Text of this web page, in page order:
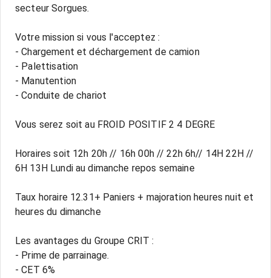
secteur Sorgues.
Votre mission si vous l'acceptez :
- Chargement et déchargement de camion
- Palettisation
- Manutention
- Conduite de chariot
Vous serez soit au FROID POSITIF 2 4 DEGRE
Horaires soit 12h 20h // 16h 00h // 22h 6h// 14H 22H //
6H 13H Lundi au dimanche repos semaine
Taux horaire 12.31+ Paniers + majoration heures nuit et
heures du dimanche
Les avantages du Groupe CRIT :
- Prime de parrainage.
- CET 6%